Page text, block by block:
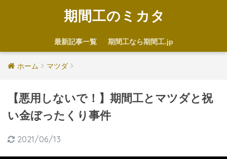
期間工のミカタ
最新記事一覧 期間工なら期間工.jp
ホーム マツダ
【悪用しないで！】期間工とマツダと祝
い金ぼったくり事件
2021/06/13